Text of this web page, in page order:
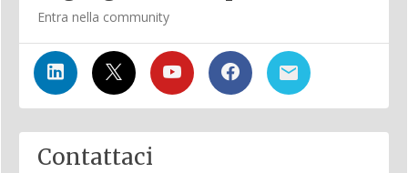
Entra nella community
Contattaci